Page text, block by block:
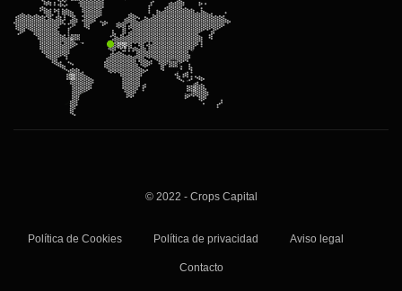
© 2022 - Crops Capital
Política de Cookies Política de privacidad Aviso legal
Contacto